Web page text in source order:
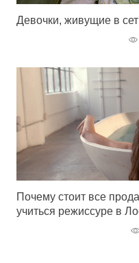
Девочки, живущие в
Почему стоит все
учиться режиссуре в